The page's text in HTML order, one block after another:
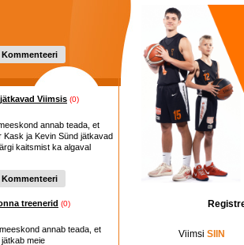
Kommenteeri
Viimsis (0)
annab teada, et
Kask ja Kevin Sünd jätkavad
kaitsmist ka algaval
Kommenteeri
treenerid (0)
annab teada, et
meie
Viimsi SIIN